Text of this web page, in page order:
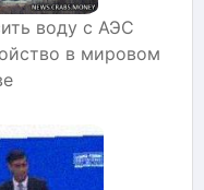
воду с АЭС
в мировом